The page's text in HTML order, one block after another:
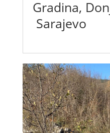
Gradina,
Sarajevo